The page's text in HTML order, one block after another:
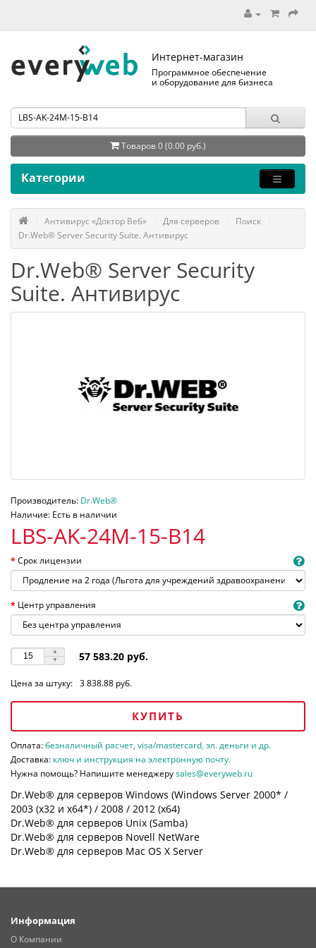
Интернет-магазин
Программное обеспечение
и оборудование для бизнеса
Товаров 0 (0.00 руб.)
Категории
Антивирус «Доктор Веб» Для серверов
Поиск
Dr.Web® Server Security Suite. Антивирус
Dr.Web® Server Security
Suite. Антивирус
Производитель: Dr.Web®
Наличие: Есть в наличии
LBS-AK-24M-15-B14
Срок лицензии
Центр управления
57 583.20 руб.
Цена за штуку: 3 838.88 руб.
КУПИТЬ
Оплата:безналичный расчет, visa/mastercard, эл. деньги и др.
Доставка: ключ и инструкция на электронную почту.
Нужна помощь? Напишите менеджеруsales@everyweb.ru
Dr.Web® для серверов Windows (Windows Server 2000* /
2003 (х32 и х64*) / 2008 / 2012 (х64)
Dr.Web® для серверов Unix (Samba)
Dr.Web® для серверов Novell NetWare
Dr.Web® для серверов Mac OS X Server
Информация
О Компании